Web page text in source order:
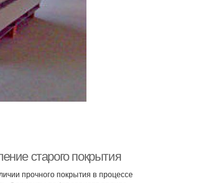
старого покрытия
прочного покрытия в процессе